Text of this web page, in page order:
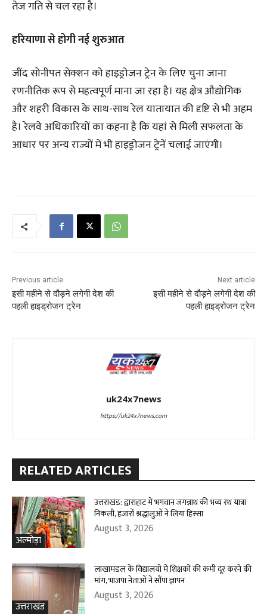
तेज गति से चल रहा है।
हरियाणा से होगी नई शुरुआत
जींद सोनीपत सेक्शन को हाइड्रोजन ट्रेन के लिए चुना जाना
रणनीतिक रूप से महत्वपूर्ण माना जा रहा है। यह क्षेत्र औद्योगिक
और शहरी विकास के साथ-साथ रेल यातायात की दृष्टि से भी अहम
है। रेलवे अधिकारियों का कहना है कि यहां से मिली सफलता के
आधार पर अन्य राज्यों में भी हाइड्रोजन ट्रेनें चलाई जाएंगी।
Previous article
इसी महीने से दौड़ने लगेगी देश की
पहली हाइड्रोजन ट्रेन
Next article
इसी महीने से दौड़ने लगेगी देश की
पहली हाइड्रोजन ट्रेन
uk24x7news
https://uk24x7news.com
RELATED ARTICLES
अल्मोड़ा
उत्तराखंड: द्वाराहाट में भगवान जगन्नाथ की भव्य रथ यात्रा
निकली, हजारों श्रद्धालुओं ने लिया हिस्सा
August 3, 2026
उत्तराखंड
लाखामंडल के विद्यालयों में शिक्षकों की कमी दूर करने की
मांग, भाजपा नेताओं ने सौंपा ज्ञापन
August 3, 2026